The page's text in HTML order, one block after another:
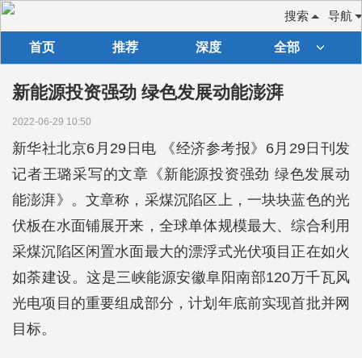
导航
搜索
首页 推荐 深度 全部
新能源投资强劲 绿色发展动能澎湃
2022-06-29 10:50
新华社北京6月29日电 《经济参考报》6月29日刊发
记者王璐采写的文章《新能源投资强劲 绿色发展动
能澎湃》。文章称，采煤沉陷区上，一块块蓝色的光
伏板在水面铺展开来，全球单体规模最大、综合利用
采煤沉陷区闲置水面最大的漂浮式光伏项目正在如火
如荼建设。这是三峡能源安徽阜阳南部120万千瓦风
光电项目的重要组成部分，计划年底前实现首批并网
目标。